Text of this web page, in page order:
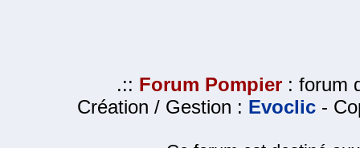
.:: Forum Pompier : forum
Création / Gestion : Evoclic -